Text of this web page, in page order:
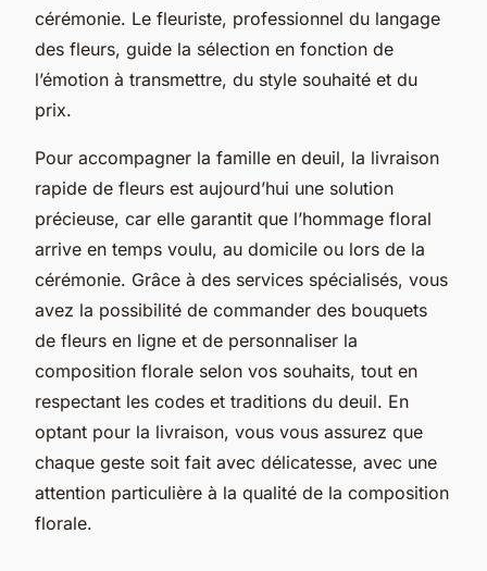
cérémonie. Le fleuriste, professionnel du langage
des fleurs, guide la sélection en fonction de
l’émotion à transmettre, du style souhaité et du
prix.
Pour accompagner la famille en deuil, la livraison
rapide de fleurs est aujourd’hui une solution
précieuse, car elle garantit que l’hommage floral
arrive en temps voulu, au domicile ou lors de la
cérémonie. Grâce à des services spécialisés, vous
avez la possibilité de commander des bouquets
de fleurs en ligne et de personnaliser la
composition florale selon vos souhaits, tout en
respectant les codes et traditions du deuil. En
optant pour la livraison, vous vous assurez que
chaque geste soit fait avec délicatesse, avec une
attention particulière à la qualité de la composition
florale.